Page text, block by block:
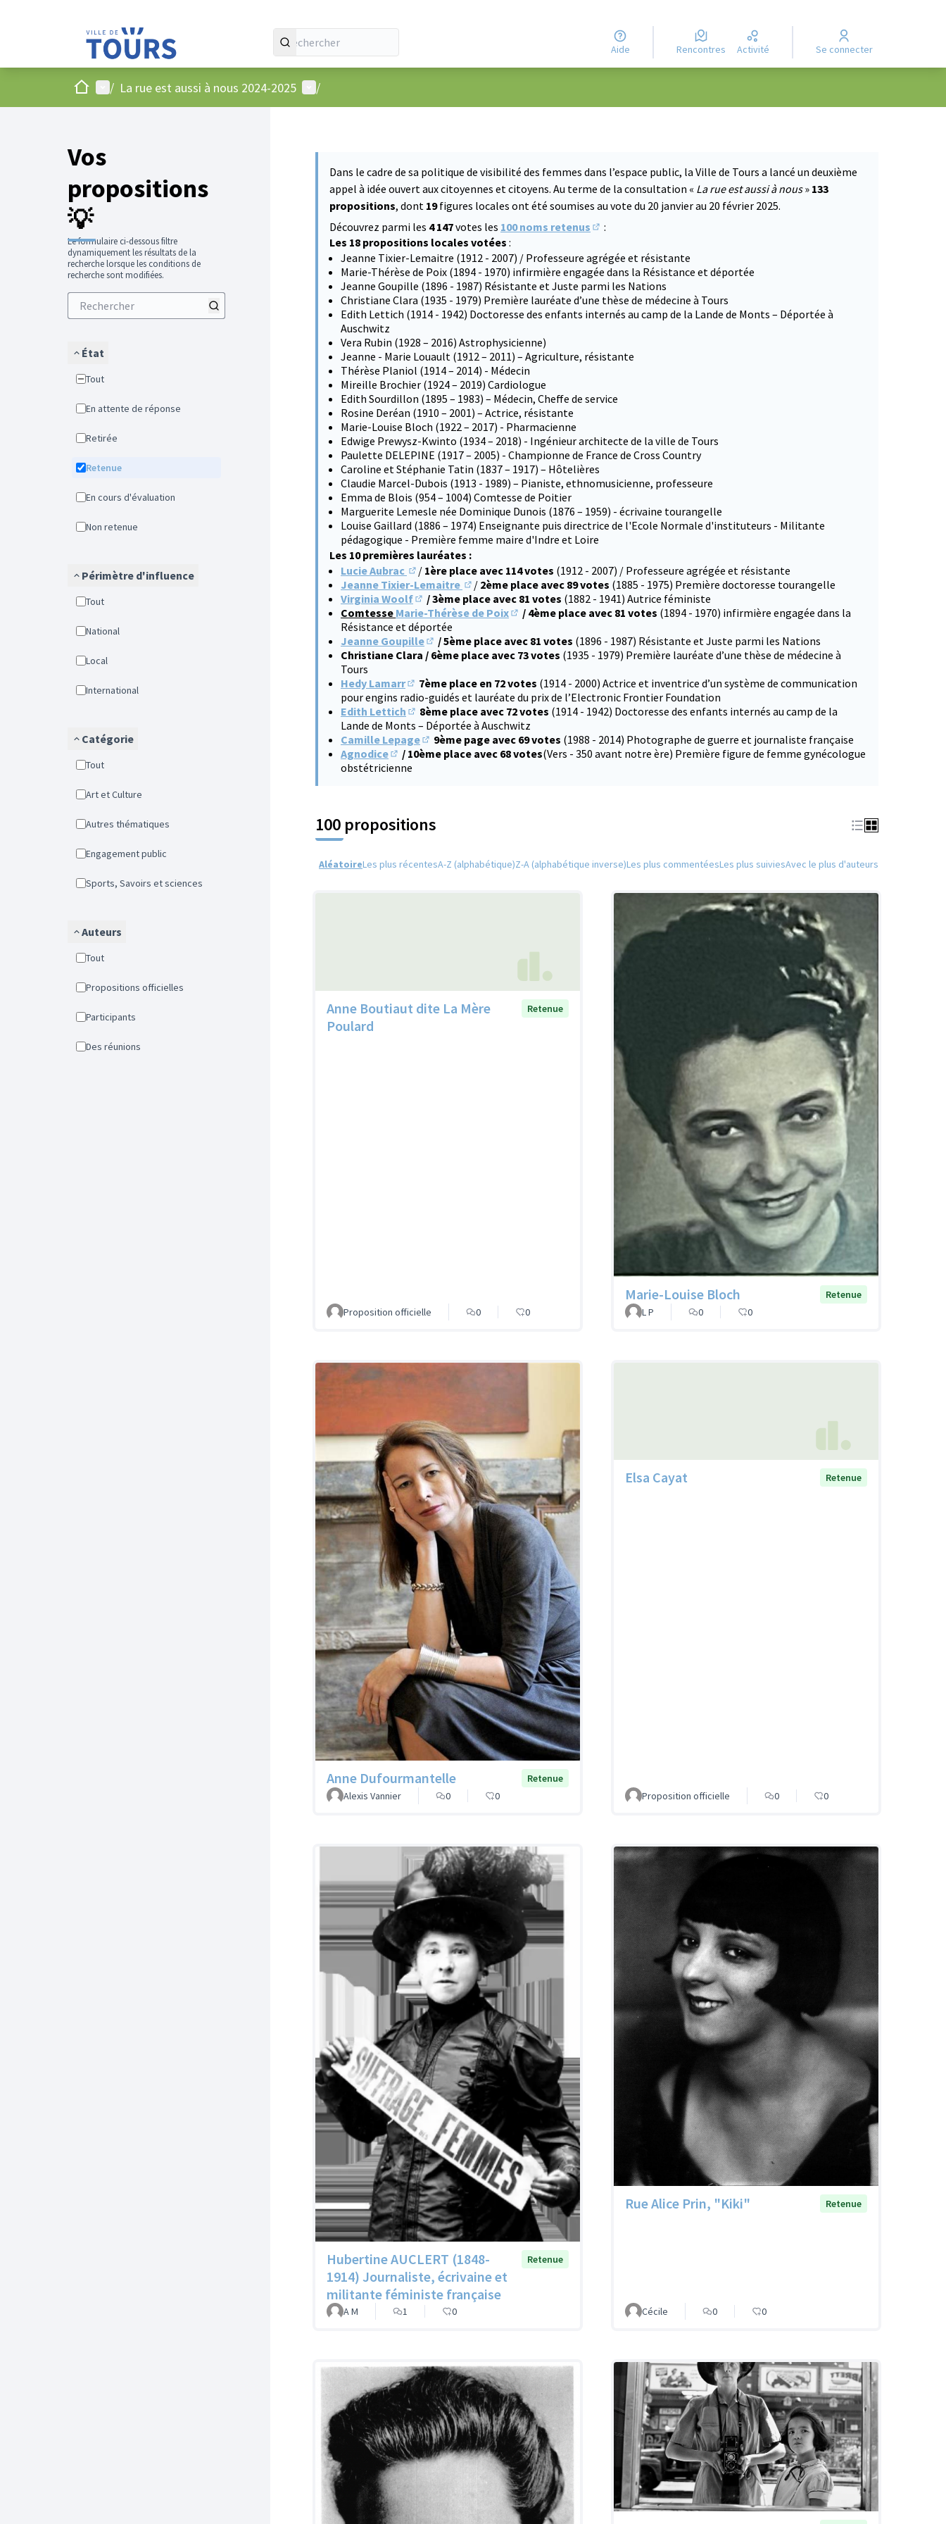
Aide Rencontres Activité Se connecter
AccueilMenu principal
/ La rue est aussi à nous 2024-2025 Menu utilisateur
/
Vos
propositions
💡
Le formulaire ci-dessous filtre
dynamiquement les résultats de la
recherche lorsque les conditions de
recherche sont modifiées.
État
Tout
En attente de réponse
Retirée
Retenue
En cours d'évaluation
Non retenue
Périmètre d'influence
Tout
National
Local
International
Catégorie
Tout
Art et Culture
Autres thématiques
Engagement public
Sports, Savoirs et sciences
Auteurs
Tout
Propositions officielles
Participants
Des réunions
Dans le cadre de sa politique de visibilité des femmes dans l’espace public, la Ville de Tours a lancé un deuxième
appel à idée ouvert aux citoyennes et citoyens. Au terme de la consultation « La rue est aussi à nous» 133
propositions, dont 19figures locales ont été soumises au vote du 20 janvier au 20 février 2025.
Découvrez parmi les 4 147votes les 100 noms retenus
:
Les 18 propositions locales votées :
Jeanne Tixier-Lemaitre (1912 - 2007) / Professeure agrégée et résistante
Marie-Thérèse de Poix (1894 - 1970) infirmière engagée dans la Résistance et déportée
Jeanne Goupille (1896 - 1987) Résistante et Juste parmi les Nations
Christiane Clara (1935 - 1979) Première lauréate d’une thèse de médecine à Tours
Edith Lettich (1914 - 1942) Doctoresse des enfants internés au camp de la Lande de Monts – Déportée à
Auschwitz
Vera Rubin (1928 – 2016) Astrophysicienne)
Jeanne - Marie Louault (1912 – 2011) – Agriculture, résistante
Thérèse Planiol (1914 – 2014) - Médecin
Mireille Brochier (1924 – 2019) Cardiologue
Edith Sourdillon (1895 – 1983) – Médecin, Cheffe de service
Rosine Deréan (1910 – 2001) – Actrice, résistante
Marie-Louise Bloch (1922 – 2017) - Pharmacienne
Edwige Prewysz-Kwinto (1934 – 2018) - Ingénieur architecte de la ville de Tours
Paulette DELEPINE (1917 – 2005) - Championne de France de Cross Country
Caroline et Stéphanie Tatin (1837 – 1917) – Hôtelières
Claudie Marcel-Dubois (1913 - 1989) – Pianiste, ethnomusicienne, professeure
Emma de Blois (954 – 1004) Comtesse de Poitier
Marguerite Lemesle née Dominique Dunois (1876 – 1959) - écrivaine tourangelle
Louise Gaillard (1886 – 1974) Enseignante puis directrice de l'Ecole Normale d'instituteurs - Militante
pédagogique - Première femme maire d'Indre et Loire
Les 10 premières lauréates :
Lucie Aubrac
(S'ouvre dans un nouvel onglet)
/ 1ère place avec 114 votes (1912 - 2007) / Professeure agrégée et résistante
Jeanne Tixier-Lemaitre
(S'ouvre dans un nouvel onglet)
/ 2ème place avec 89 votes (1885 - 1975) Première doctoresse tourangelle
Virginia Woolf
(S'ouvre dans un nouvel onglet)
/ 3ème place avec 81 votes (1882 - 1941) Autrice féministe
Comtesse Marie-Thérèse de Poix
(S'ouvre dans un nouvel onglet)
/ 4ème place avec 81 votes (1894 - 1970) infirmière engagée dans la
Résistance et déportée
Jeanne Goupille
(S'ouvre dans un nouvel onglet)
/ 5ème place avec 81 votes (1896 - 1987) Résistante et Juste parmi les Nations
Christiane Clara / 6ème place avec 73 votes (1935 - 1979) Première lauréate d’une thèse de médecine à
Tours
Hedy Lamarr
(S'ouvre dans un nouvel onglet)
7ème place en 72 votes (1914 - 2000) Actrice et inventrice d’un système de communication
pour engins radio-guidés et lauréate du prix de l’Electronic Frontier Foundation
Edith Lettich
(S'ouvre dans un nouvel onglet)
8ème place avec 72 votes (1914 - 1942) Doctoresse des enfants internés au camp de la
Lande de Monts – Déportée à Auschwitz
Camille Lepage
(S'ouvre dans un nouvel onglet)
9ème page avec 69 votes (1988 - 2014) Photographe de guerre et journaliste française
Agnodice
(S'ouvre dans un nouvel onglet)
/ 10ème place avec 68 votes(Vers - 350 avant notre ère) Première figure de femme gynécologue
obstétricienne
100 propositions
AléatoireLes plus récentesA-Z (alphabétique)Z-A (alphabétique inverse)Les plus commentéesLes plus suiviesAvec le plus d'auteurs
Anne Boutiaut dite La Mère
Poulard
Retenue
Proposition officielle 0 0
Marie-Louise Bloch
Retenue
L P
0 0
Anne Dufourmantelle
Retenue
Alexis Vannier
0 0
Elsa Cayat Retenue
Proposition officielle 0 0
Hubertine AUCLERT (1848-
1914) Journaliste, écrivaine et
militante féministe française
Retenue
A M 1 0
Rue Alice Prin, "Kiki" Retenue
Cécile 0 0